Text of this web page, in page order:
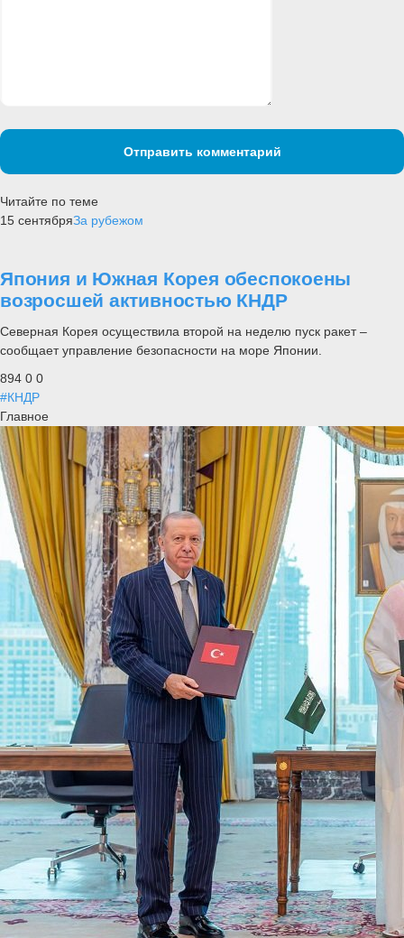
Отправить комментарий
Читайте по теме
15 сентябряЗа рубежом
Япония и Южная Корея обеспокоены
возросшей активностью КНДР
Северная Корея осуществила второй на неделю пуск ракет –
сообщает управление безопасности на море Японии.
894 0 0
#КНДР
Главное